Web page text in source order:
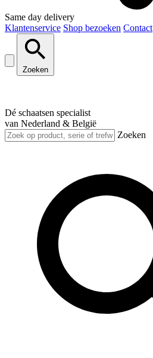
Same day delivery
Klantenservice Shop bezoeken Contact
Zoeken
Dé schaatsen specialist
van Nederland & België
Zoeken